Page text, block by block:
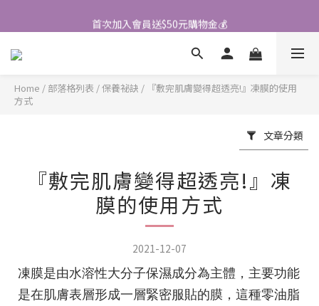
\ 好友大募集 /
首次加入會員送$50元購物金💰
👉立即成為蘭都會員
Home / 部落格列表 /保養祕訣 / 『敷完肌膚變得超透亮!』凍膜的使用
方式
文章分類
『敷完肌膚變得超透亮!』凍
膜的使用方式
2021-12-07
凍膜是由水溶性大分子保濕成分為主體，主要功能
是在肌膚表層形成一層緊密服貼的膜，這種零油脂